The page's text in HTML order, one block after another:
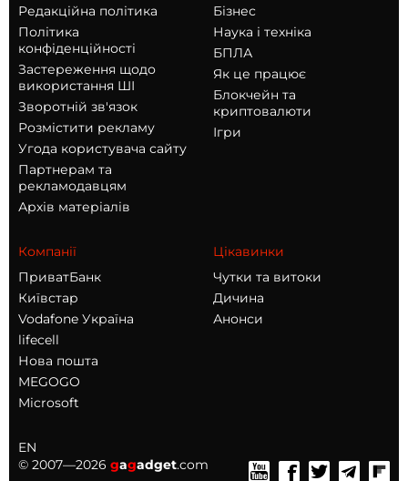
Редакційна політика
Політика
конфіденційності
Застереження щодо
використання ШІ
Зворотній зв'язок
Розмістити рекламу
Угода користувача сайту
Партнерам та
рекламодавцям
Архів матеріалів
Бізнес
Наука і техніка
БПЛА
Як це працює
Блокчейн та
криптовалюти
Ігри
Компанії
ПриватБанк
Київстар
Vodafone Україна
lifecell
Нова пошта
MEGOGO
Microsoft
Цікавинки
Чутки та витоки
Дичина
Анонси
EN
© 2007—2026 gagadget.com